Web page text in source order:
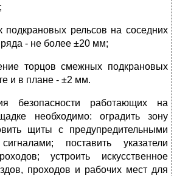
подкрановых рельсов на соседних
- не более ±20 мм;
торцов смежных подкрановых
и в плане - ±2 мм.
безопасности работающих на
необходимо: оградить зону
щиты с предупредительными
поставить указатели
устроить искусственное
проходов и рабочих мест для